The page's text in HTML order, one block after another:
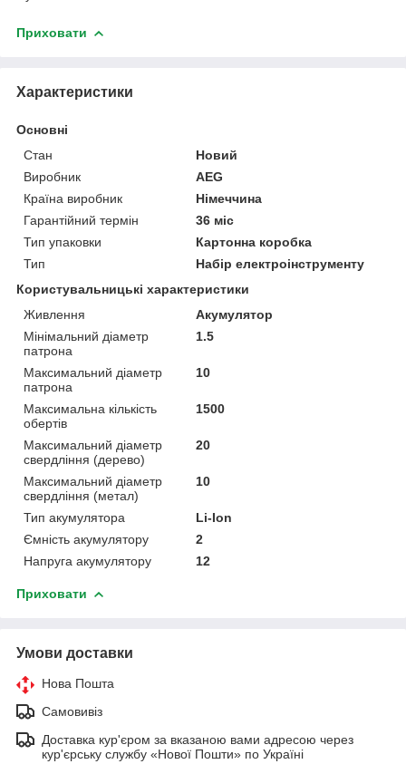
Приховати
Характеристики
Основні
Стан
Новий
Виробник
AEG
Країна виробник
Німеччина
Гарантійний термін
36 міс
Тип упаковки
Картонна коробка
Тип
Набір електроінструменту
Користувальницькі характеристики
Живлення
Акумулятор
Мінімальний діаметр
патрона
1.5
Максимальний діаметр
патрона
10
Максимальна кількість
обертів
1500
Максимальний діаметр
свердління (дерево)
20
Максимальний діаметр
свердління (метал)
10
Тип акумулятора
Li-Ion
Ємність акумулятору
2
Напруга акумулятору
12
Приховати
Умови доставки
Нова Пошта
Самовивіз
Доставка кур'єром за вказаною вами адресою через
кур'єрську службу «Нової Пошти» по Україні